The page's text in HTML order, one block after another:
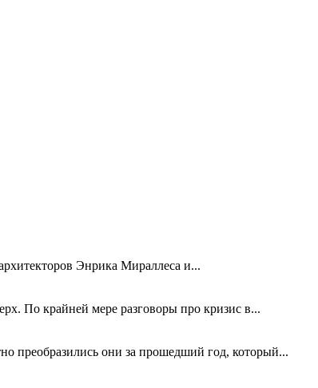
Энрика Мираллеса и...
По крайней мере разговоры про кризис в...
преобразились они за прошедший год, который...